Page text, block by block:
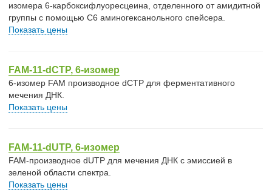
изомера 6-карбоксифлуоресцеина, отделенного от амидитной
группы с помощью C6 аминогексанольного спейсера.
Показать цены
FAM-11-dCTP, 6-изомер
6-изомер FAM производное dCTP для ферментативного
мечения ДНК.
Показать цены
FAM-11-dUTP, 6-изомер
FAM-производное dUTP для мечения ДНК с эмиссией в
зеленой области спектра.
Показать цены